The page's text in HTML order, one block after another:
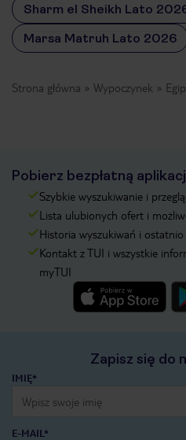
Sharm el Sheikh Lato
Marsa Matruh Lato 2026
Strona główna Wypoczynek
Pobierz bezpłatną
Szybkie wyszukiwanie i
Lista ulubionych ofert i
Historia wyszukiwań i
Kontakt z TUI i wszystkie
myTUI
Zapisz się do
IMIĘ*
E-MAIL*